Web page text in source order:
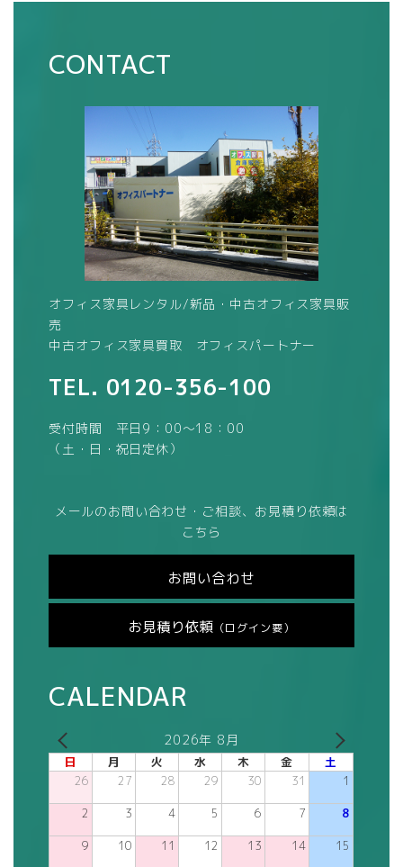
CONTACT
オフィス家具レンタル/新品・中古オフィス家具販
売
中古オフィス家具買取 オフィスパートナー
TEL. 0120-356-100
受付時間 平日9：00～18：00
（土・日・祝日定休）
メールのお問い合わせ・ご相談、お見積り依頼は
こちら
お問い合わせ
お見積り依頼 （ログイン要）
CALENDAR
2026年 8月
日 月 火 水 木 金 土
26 27 28 29 30 31 1
2 3 4 5 6 7 8
9 10 11 12 13 14 15